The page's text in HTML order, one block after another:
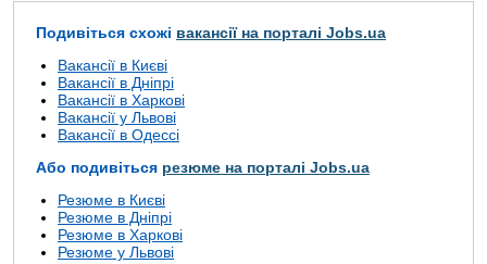
Подивіться схожі вакансії на порталі Jobs.ua
Вакансії в Києві
Вакансії в Дніпрі
Вакансії в Харкові
Вакансії у Львові
Вакансії в Одессі
Або подивіться резюме на порталі Jobs.ua
Резюме в Києві
Резюме в Дніпрі
Резюме в Харкові
Резюме у Львові